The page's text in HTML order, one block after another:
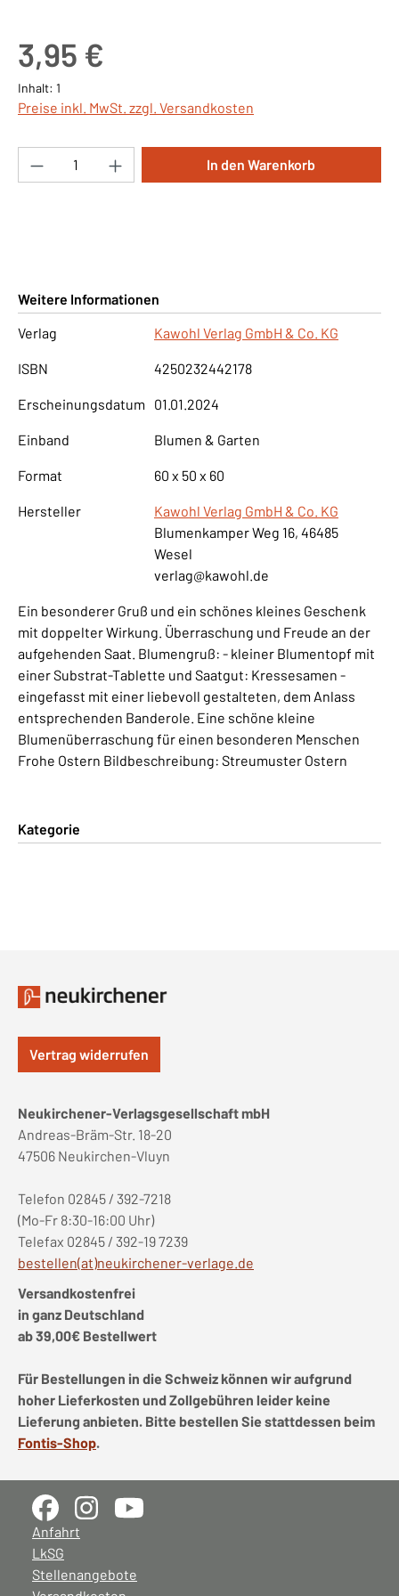
3,95 €
Inhalt: 1
Preise inkl. MwSt. zzgl. Versandkosten
Produkt Anzahl: Gib den gewünschten
In den Warenkorb
Weitere Informationen
Verlag
Kawohl Verlag GmbH & Co. KG
ISBN 4250232442178
Erscheinungsdatum 01.01.2024
Einband Blumen & Garten
Format 60 x 50 x 60
Hersteller
Kawohl Verlag GmbH & Co. KG
Blumenkamper Weg 16, 46485
Wesel
verlag@kawohl.de
Ein besonderer Gruß und ein schönes kleines Geschenk
mit doppelter Wirkung. Überraschung und Freude an der
aufgehenden Saat. Blumengruß: - kleiner Blumentopf mit
einer Substrat-Tablette und Saatgut: Kressesamen -
eingefasst mit einer liebevoll gestalteten, dem Anlass
entsprechenden Banderole. Eine schöne kleine
Blumenüberraschung für einen besonderen Menschen
Frohe Ostern Bildbeschreibung: Streumuster Ostern
Kategorie
Vertrag widerrufen
Neukirchener-Verlagsgesellschaft mbH
Andreas-Bräm-Str. 18-20
47506 Neukirchen-Vluyn
Telefon 02845 / 392-7218
(Mo-Fr 8:30-16:00 Uhr)
Telefax 02845 / 392-19 7239
bestellen(at)neukirchener-verlage.de
Versandkostenfrei
in ganz Deutschland
ab 39,00€ Bestellwert
Für Bestellungen in die Schweiz können wir aufgrund
hoher Lieferkosten und Zollgebühren leider keine
Lieferung anbieten. Bitte bestellen Sie stattdessen beim
Fontis-Shop.
Anfahrt
LkSG
Stellenangebote